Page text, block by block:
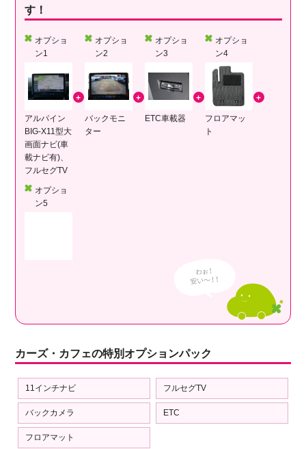
す！
オプショ
ン1
アルパイン
BIG-X11型大
画面ナビ(車
載ナビ有)、
フルセグTV
オプショ
ン2
バックモニ
ター
オプショ
ン3
ETC車載器
オプショ
ン4
フロアマッ
ト
オプショ
ン5
カーズ・カフェの特別オプションパック
11インチナビ フルセグTV
バックカメラ ETC
フロアマット